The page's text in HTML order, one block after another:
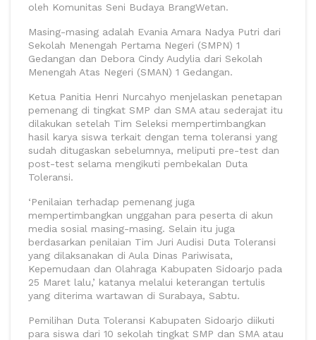
oleh Komunitas Seni Budaya BrangWetan.
Masing-masing adalah Evania Amara Nadya Putri dari
Sekolah Menengah Pertama Negeri (SMPN) 1
Gedangan dan Debora Cindy Audylia dari Sekolah
Menengah Atas Negeri (SMAN) 1 Gedangan.
Ketua Panitia Henri Nurcahyo menjelaskan penetapan
pemenang di tingkat SMP dan SMA atau sederajat itu
dilakukan setelah Tim Seleksi mempertimbangkan
hasil karya siswa terkait dengan tema toleransi yang
sudah ditugaskan sebelumnya, meliputi pre-test dan
post-test selama mengikuti pembekalan Duta
Toleransi.
‘Penilaian terhadap pemenang juga
mempertimbangkan unggahan para peserta di akun
media sosial masing-masing. Selain itu juga
berdasarkan penilaian Tim Juri Audisi Duta Toleransi
yang dilaksanakan di Aula Dinas Pariwisata,
Kepemudaan dan Olahraga Kabupaten Sidoarjo pada
25 Maret lalu,’ katanya melalui keterangan tertulis
yang diterima wartawan di Surabaya, Sabtu.
Pemilihan Duta Toleransi Kabupaten Sidoarjo diikuti
para siswa dari 10 sekolah tingkat SMP dan SMA atau